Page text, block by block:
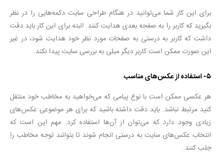
برای این کار شما می‌توانید در هنگام طراحی سایت دکمه‌هایی را در نظر
بگیرید که کاربر را به صفحه بعدی هدایت کنند. البته برای این کار باید دقت
داشت که کاربر به درستی به صفحات مورد نظر خود هدایت شود، در غیر
این صورت ممکن است کاربر دیگر میلی به بررسی سایت پیدا نکند.
۵- استفاده از عکس‌های مناسب
هر عکسی ممکن است با نوع پیامی که می‌خواهید به مخاطب خود منتقل
کنید مرتبط نباشد. باید دقت داشته باشید که برای هر موضوعی عکس‌های
زیادی وجود دارد که می‌توان از آن‌ها استفاده کرد. مهم این است که
انتخاب عکس‌های سایت به درستی انجام شوند تا بتوانند توجه مخاطب را
جلب کنند.